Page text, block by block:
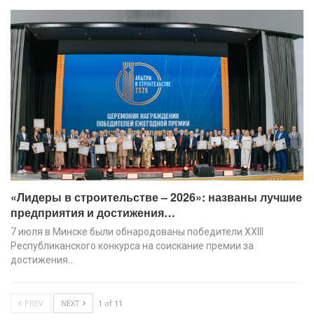
«Лидеры в строительстве – 2026»: названы лучшие
предприятия и достижения…
7 июля в Минске были обнародованы победители XХIII
Республиканского конкурса на соискание премии за
достижения…
PREV NEXT 1 of 11